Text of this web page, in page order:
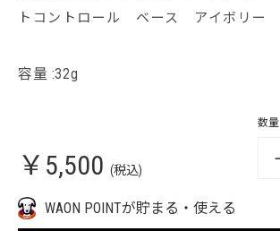
トコントロール ベース アイボリー
容量 :32g
￥5,500 (税込)
数量
WAON POINTが貯まる・使える